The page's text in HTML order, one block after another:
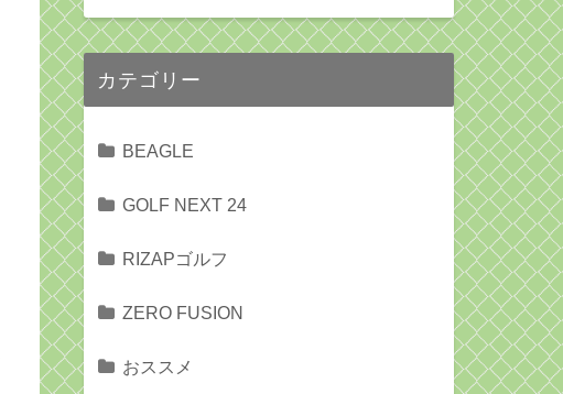
カテゴリー
BEAGLE
GOLF NEXT 24
RIZAPゴルフ
ZERO FUSION
おススメ